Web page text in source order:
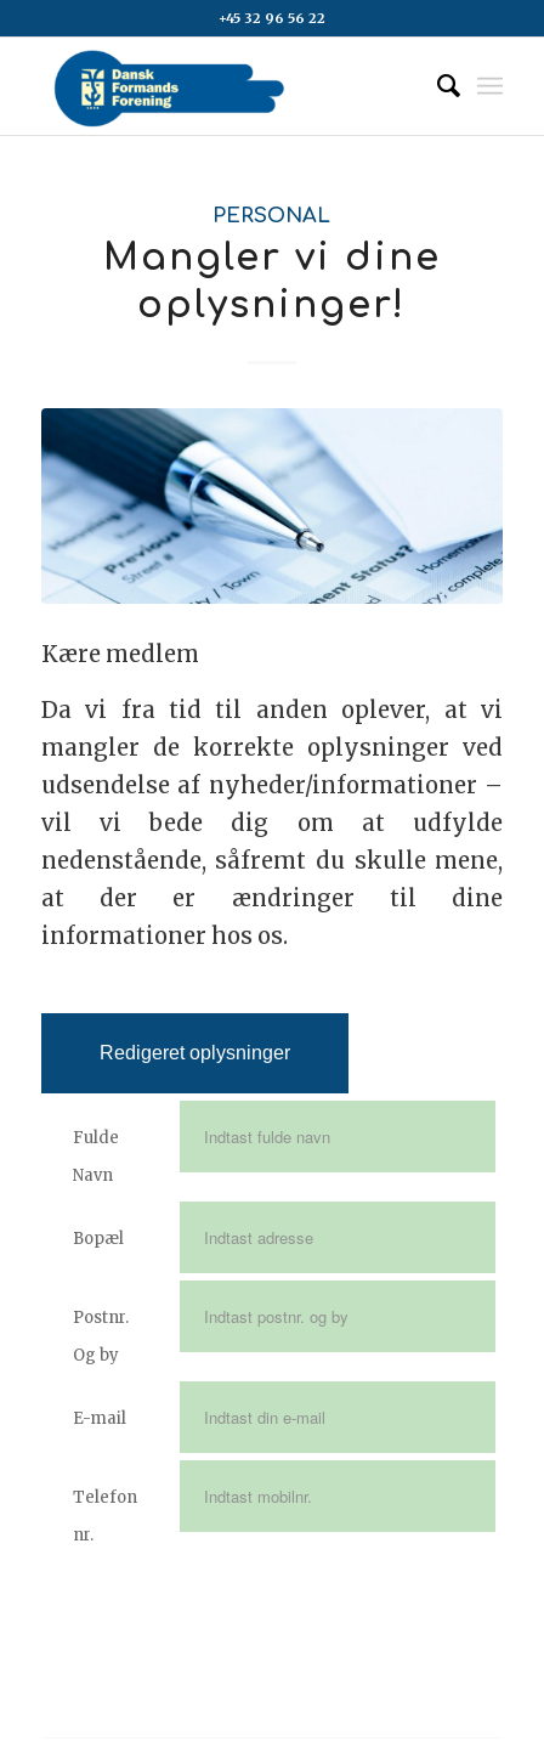
+45 32 96 56 22
PERSONAL
Mangler vi dine
oplysninger!
Kære medlem
Da vi fra tid til anden oplever, at vi
mangler de korrekte oplysninger ved
udsendelse af nyheder/informationer –
vil vi bede dig om at udfylde
nedenstående, såfremt du skulle mene,
at der er ændringer til dine
informationer hos os.
Fulde
Navn
Bopæl
Postnr.
Og by
E-mail
Telefon
nr.